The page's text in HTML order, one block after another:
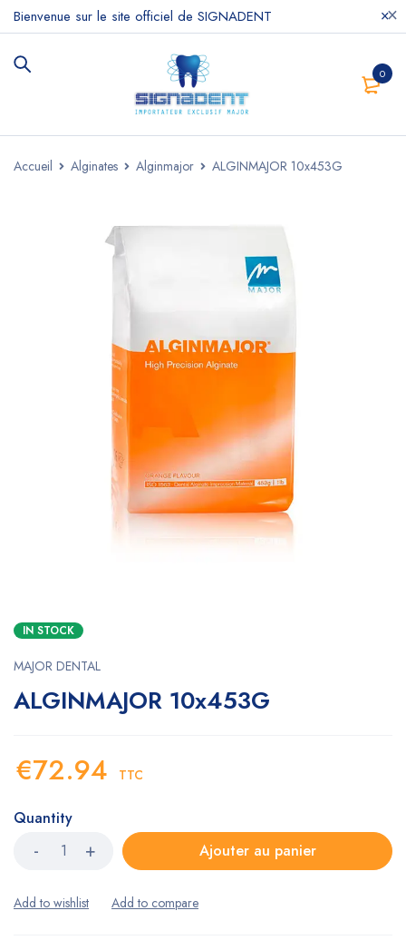
Bienvenue sur le site officiel de SIGNADENT
0
Accueil Alginates Alginmajor ALGINMAJOR 10x453G
IN STOCK
MAJOR DENTAL
ALGINMAJOR 10x453G
€72.94 TTC
Quantity
Ajouter au panier